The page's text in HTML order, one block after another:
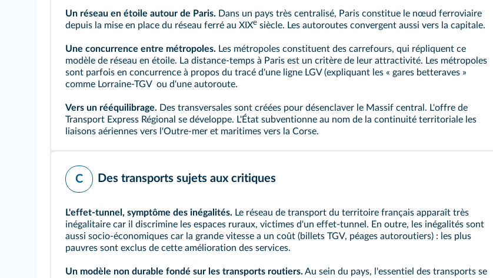
Un réseau en étoile autour de Paris. Dans un pays très centralisé, Paris constitue le nœud ferroviaire
depuis la mise en place du réseau ferré au XIXe siècle. Les autoroutes convergent aussi vers la capitale.
Une concurrence entre métropoles. Les métropoles constituent des carrefours, qui répliquent ce
modèle de réseau en étoile. La distance‑temps à Paris est un critère de leur attractivité. Les métropoles
sont parfois en concurrence à propos du tracé d'une ligne LGV(expliquant les « gares betteraves »
comme Lorraine‑TGV ou d'une autoroute.
Vers un rééquilibrage. Des transversales sont créées pour désenclaver le Massif central. L'offre de
Transport Express Régional se développe. L'État subventionne au nom de la continuité territoriale les
liaisons aériennes vers l'Outre‑mer et maritimes vers la Corse.
C Des transports sujets aux critiques
L'effet‑tunnel , symptôme des inégalités. Le réseau de transport du territoire français apparaît très
inégalitaire car il discrimine les espaces ruraux, victimes d'un effet‑tunnel. En outre, les inégalités sont
aussi socio‑économiques car la grande vitesse a un coût (billets TGV, péages autoroutiers) : les plus
pauvres sont exclus de cette amélioration des services.
Un modèle non durable fondé sur les transports routiers. Au sein du pays, l'essentiel des transports se